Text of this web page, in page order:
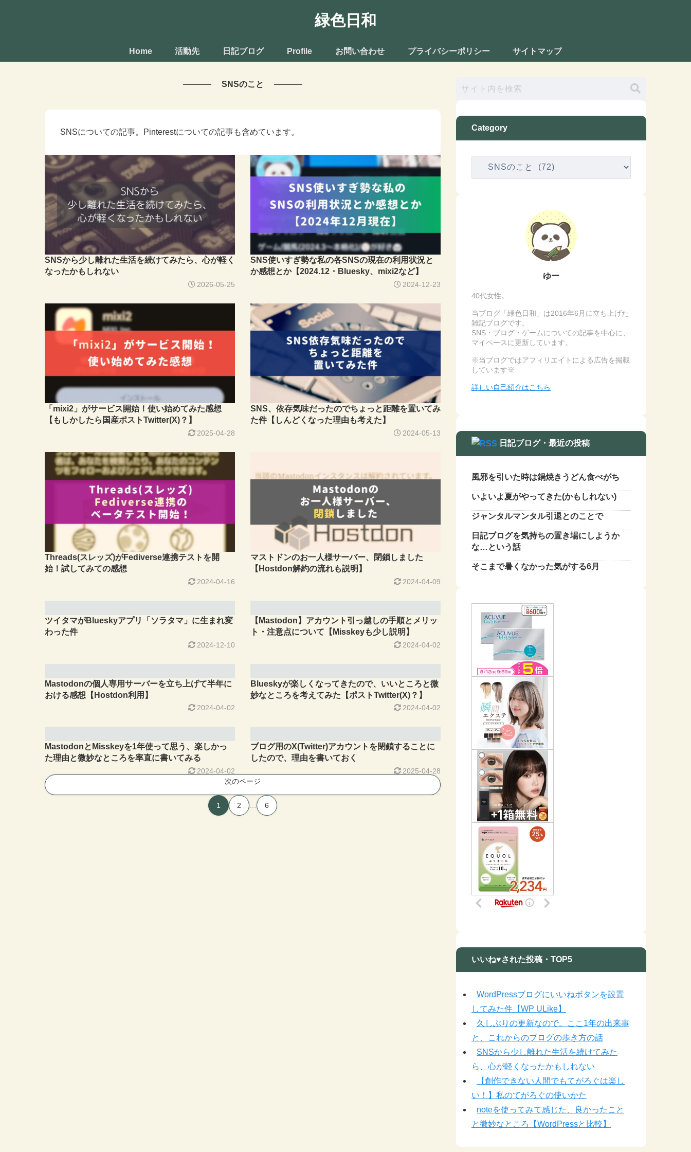
緑色日和
Home 活動先 日記ブログ Profile お問い合わせ プライバシーポリシー サイトマップ
SNSのこと
SNSについての記事。Pinterestについての記事も含めています。
SNSから少し離れた生活を続けてみたら、心が軽く
なったかもしれない
2026-05-25
SNS使いすぎ勢な私の各SNSの現在の利用状況と
か感想とか【2024.12・Bluesky、mixi2など】
2024-12-23
「mixi2」がサービス開始！使い始めてみた感想
【もしかしたら国産ポストTwitter(X)？】
2025-04-28
SNS、依存気味だったのでちょっと距離を置いてみ
た件【しんどくなった理由も考えた】
2024-05-13
Threads(スレッズ)がFediverse連携テストを開
始！試してみての感想
2024-04-16
マストドンのお一人様サーバー、閉鎖しました
【Hostdon解約の流れも説明】
2024-04-09
ツイタマがBlueskyアプリ「ソラタマ」に生まれ変
わった件
2024-12-10
【Mastodon】アカウント引っ越しの手順とメリッ
ト・注意点について【Misskeyも少し説明】
2024-04-02
Mastodonの個人専用サーバーを立ち上げて半年に
おける感想【Hostdon利用】
2024-04-02
Blueskyが楽しくなってきたので、いいところと微
妙なところを考えてみた【ポストTwitter(X)？】
2024-04-02
MastodonとMisskeyを1年使って思う、楽しかっ
た理由と微妙なところを率直に書いてみる
2024-04-02
ブログ用のX(Twitter)アカウントを閉鎖することに
したので、理由を書いておく
2025-04-28
次のページ
1 2 … 6
Category
ゆー
40代女性。
当ブログ「緑色日和」は2016年6月に立ち上げた
雑記ブログです。
SNS・ブログ・ゲームについての記事を中心に、
マイペースに更新しています。
※当ブログではアフィリエイトによる広告を掲載
しています※
詳しい自己紹介はこちら
日記ブログ・最近の投稿
風邪を引いた時は鍋焼きうどん食べがち
いよいよ夏がやってきた(かもしれない)
ジャンタルマンタル引退とのことで
日記ブログを気持ちの置き場にしようか
な…という話
そこまで暑くなかった気がする6月
いいね♥された投稿・TOP5
WordPressブログにいいねボタンを設置
してみた件【WP ULike】
久しぶりの更新なので。ここ1年の出来事
と、これからのブログの歩き方の話
SNSから少し離れた生活を続けてみた
ら、心が軽くなったかもしれない
【創作できない人間でもてがろぐは楽し
い！】私のてがろぐの使いかた
noteを使ってみて感じた、良かったこと
と微妙なところ【WordPressと比較】